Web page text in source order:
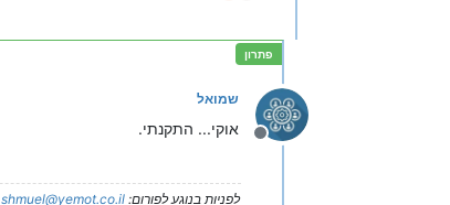
מנותק
שמואל
אוקי... התקנתי.
לפניות בנוגע לפורום:shmuel@yemot.co.il